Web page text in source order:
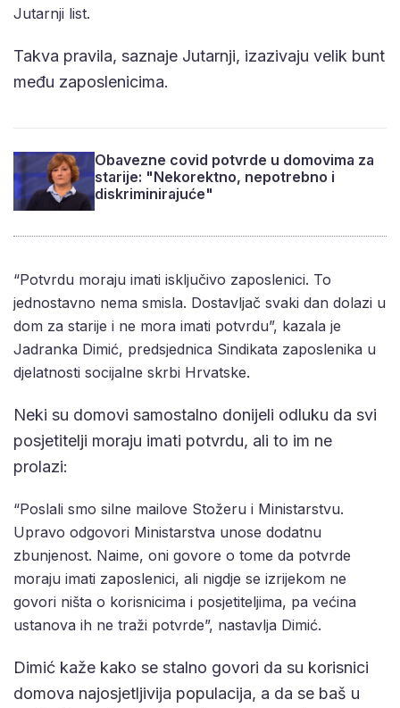
Jutarnji list.
Takva pravila, saznaje Jutarnji, izazivaju velik bunt
među zaposlenicima.
Obavezne covid potvrde u domovima za
starije: "Nekorektno, nepotrebno i
diskriminirajuće"
“Potvrdu moraju imati isključivo zaposlenici. To
jednostavno nema smisla. Dostavljač svaki dan dolazi u
dom za starije i ne mora imati potvrdu”, kazala je
Jadranka Dimić, predsjednica Sindikata zaposlenika u
djelatnosti socijalne skrbi Hrvatske.
Neki su domovi samostalno donijeli odluku da svi
posjetitelji moraju imati potvrdu, ali to im ne
prolazi:
“Poslali smo silne mailove Stožeru i Ministarstvu.
Upravo odgovori Ministarstva unose dodatnu
zbunjenost. Naime, oni govore o tome da potvrde
moraju imati zaposlenici, ali nigdje se izrijekom ne
govori ništa o korisnicima i posjetiteljima, pa većina
ustanova ih ne traži potvrde”, nastavlja Dimić.
Dimić kaže kako se stalno govori da su korisnici
domova najosjetljivija populacija, a da se baš u